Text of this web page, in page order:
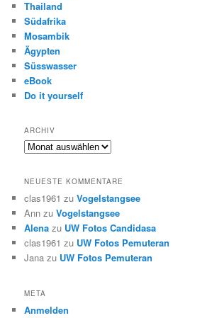
Thailand
Südafrika
Mosambik
Ägypten
Süsswasser
eBook
Do it yourself
ARCHIV
Archiv
NEUESTE KOMMENTARE
clas1961 zuVogelstangsee
Ann zuVogelstangsee
Alena zu UW Fotos Candidasa
clas1961 zu UW Fotos Pemuteran
Jana zu UW Fotos Pemuteran
META
Anmelden